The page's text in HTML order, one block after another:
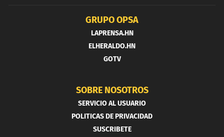
GRUPO OPSA
LAPRENSA.HN
ELHERALDO.HN
GOTV
SOBRE NOSOTROS
SERVICIO AL USUARIO
POLITICAS DE PRIVACIDAD
SUSCRIBETE